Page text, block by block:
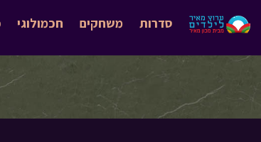
חכמולוגי משחקים סדרות